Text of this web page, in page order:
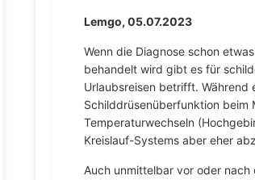
Lemgo, 05.07.2023
Wenn die Diagnose schon
behandelt wird gibt es für
Urlaubsreisen betrifft. Während
Schilddrüsenüberfunktion beim
Temperaturwechseln
Kreislauf-Systems aber eher
Auch unmittelbar vor oder